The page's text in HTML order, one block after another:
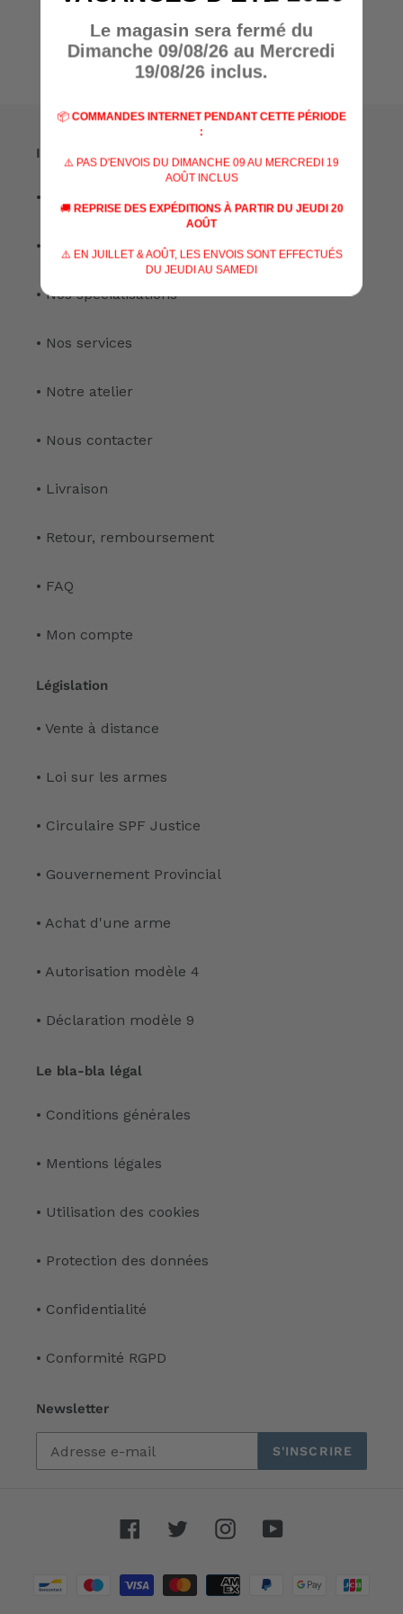
Informations
• A propos de nous
• Nos marques
• Nos spécialisations
• Nos services
• Notre atelier
• Nous contacter
• Livraison
• Retour, remboursement
• FAQ
• Mon compte
Législation
• Vente à distance
• Loi sur les armes
• Circulaire SPF Justice
• Gouvernement Provincial
• Achat d'une arme
• Autorisation modèle 4
• Déclaration modèle 9
Le bla-bla légal
• Conditions générales
• Mentions légales
• Utilisation des cookies
• Protection des données
• Confidentialité
• Conformité RGPD
Newsletter
S'INSCRIRE
FacebookTwitterInstagram
Moyens
de
Le magasin sera fermé du
Dimanche 09/08/26 au Mercredi
19/08/26 inclus.
📦 COMMANDES INTERNET PENDANT CETTE PÉRIODE
:
⚠️ PAS D'ENVOIS DU DIMANCHE 09 AU MERCREDI 19
AOÛT INCLUS
🚚 REPRISE DES EXPÉDITIONS À PARTIR DU JEUDI 20
AOÛT
⚠️ EN JUILLET & AOÛT, LES ENVOIS SONT EFFECTUÉS
DU JEUDI AU SAMEDI